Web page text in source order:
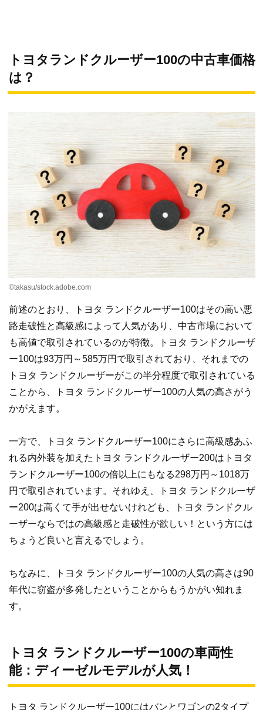
トヨタランドクルーザー100の中古車価格
は？
©takasu/stock.adobe.com
前述のとおり、トヨタ ランドクルーザー100はその高い悪
路走破性と高級感によって人気があり、中古市場において
も高値で取引されているのが特徴。トヨタ ランドクルーザ
ー100は93万円～585万円で取引されており、それまでの
トヨタ ランドクルーザーがこの半分程度で取引されている
ことから、トヨタ ランドクルーザー100の人気の高さがう
かがえます。
一方で、トヨタ ランドクルーザー100にさらに高級感あふ
れる内外装を加えたトヨタ ランドクルーザー200はトヨタ
ランドクルーザー100の倍以上にもなる298万円～1018万
円で取引されています。それゆえ、トヨタ ランドクルーザ
ー200は高くて手が出せないけれども、トヨタ ランドクル
ーザーならではの高級感と走破性が欲しい！という方には
ちょうど良いと言えるでしょう。
ちなみに、トヨタ ランドクルーザー100の人気の高さは90
年代に窃盗が多発したということからもうかがい知れま
す。
トヨタ ランドクルーザー100の車両性
能：ディーゼルモデルが人気！
トヨタ ランドクルーザー100にはバンとワゴンの2タイプ